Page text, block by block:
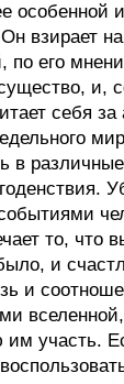
особенной
взирает
по его
и,
себя
в
то, что
и
и
участь.